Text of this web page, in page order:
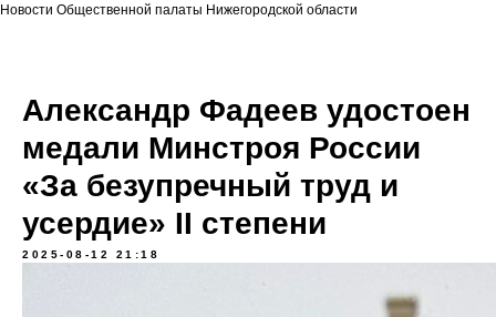
Новости Общественной палаты Нижегородской области
Александр Фадеев удостоен
медали Минстроя России
«За безупречный труд и
усердие» II степени
2025-08-12 21:18